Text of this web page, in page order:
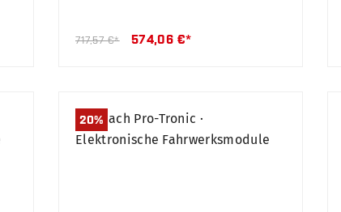
717,57 €* 574,06 €*
20%